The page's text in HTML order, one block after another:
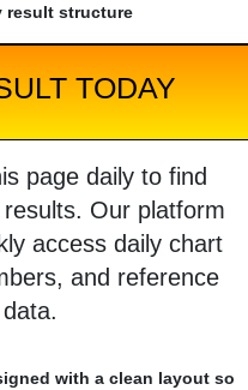
result structure
TODAY
page daily to find
Our platform
access daily chart
and reference
with a clean layout so